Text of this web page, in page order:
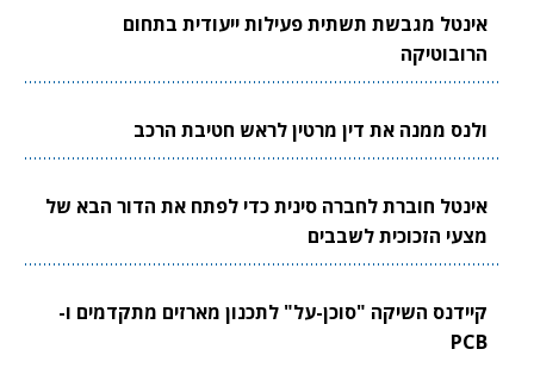
אינטל מגבשת תשתית פעילות ייעודית בתחום
הרובוטיקה
ולנס ממנה את דין מרטין לראש חטיבת הרכב
אינטל חוברת לחברה סינית כדי לפתח את הדור הבא של
מצעי הזכוכית לשבבים
קיידנס השיקה "סוכן-על" לתכנון מארזים מתקדמים ו-
PCB